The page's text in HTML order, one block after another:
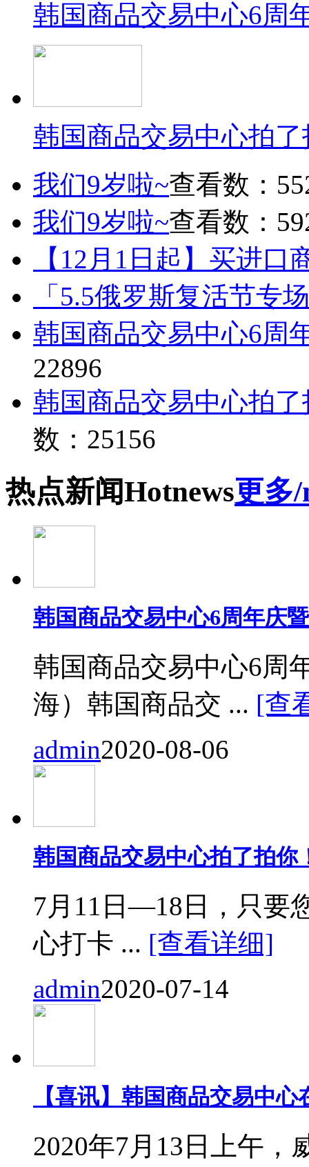
韩国商品交易中心6周
韩国商品交易中心拍
我们9岁啦~查看数：
我们9岁啦~查看数：
【12月1日起】买进口
「5.5俄罗斯复活节专
韩国商品交易中心6周
22896
韩国商品交易中心拍
数：25156
热点新闻Hotnews更多
韩国商品交易中心6周年庆
韩国商品交易中心6周
海）韩国商品交 ... [查
admin2020-08-06
韩国商品交易中心拍了拍你
7月11日—18日，只要
心打卡 ... [查看详细]
admin2020-07-14
【喜讯】韩国商品交易中
2020年7月13日上午，